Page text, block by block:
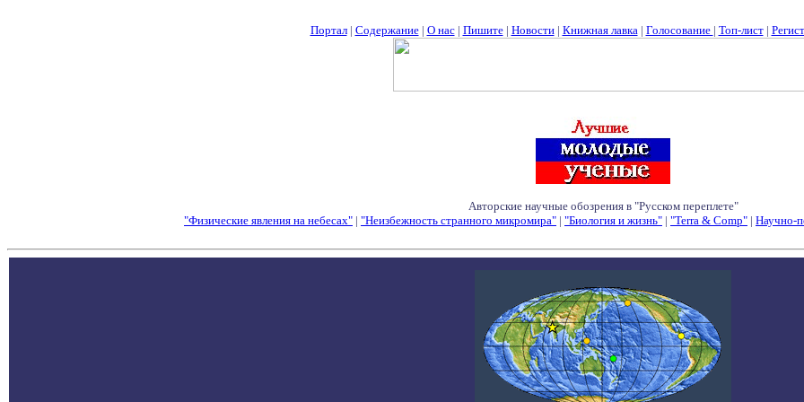
Портал| Содержание| О нас| Пишите| Новости| Книжная лавка| Голосование | Топ-лист|
Авторские научные обозрения в "Русском переплете"
"Физические явления на небесах" | "Неизбежность странного микромира" | "Биология и жизнь" | "Terra & Comp" | Научно-